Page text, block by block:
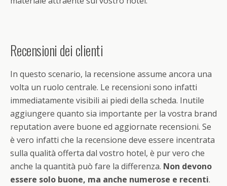
Recensioni dei clienti
In questo scenario, la recensione assume ancora una
volta un ruolo centrale. Le recensioni sono infatti
immediatamente visibili ai piedi della scheda. Inutile
aggiungere quanto sia importante per la vostra brand
reputation avere buone ed aggiornate recensioni. Se
è vero infatti che la recensione deve essere incentrata
sulla qualità offerta dal vostro hotel, è pur vero che
anche la quantità può fare la differenza. Non devono
essere solo buone, ma anche numerose e recenti.